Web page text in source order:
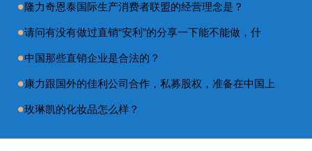
隆力奇恩泰国际生产消费者联盟的经营理念是？
请问有没有做过直销“安利”的分享一下能不能做，什
中国那些直销企业是合法的？
康力跟国外的佳利公司合作，私募股权，准备在中国上
玫琳凯的化妆品怎么样？